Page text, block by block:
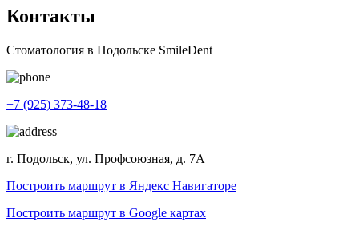
Контакты
Стоматология в Подольске SmileDent
+7 (925) 373-48-18
г. Подольск, ул. Профсоюзная, д. 7А
Построить маршрут в Яндекс Навигаторе
Построить маршрут в Google картах